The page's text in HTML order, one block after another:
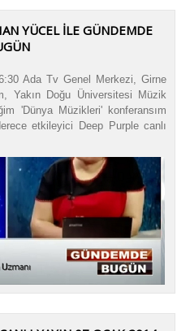
YÜCEL ILE GÜNDEMDE
Ada Tv Genel Merkezi, Girne
Yakın Doğu Üniversitesi Müzik
'Dünya Müzikleri' konferansım
etkileyici Deep Purple canlı